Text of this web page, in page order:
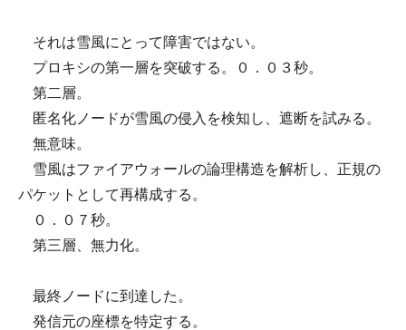
それは雪風にとって障害ではない。
プロキシの第一層を突破する。０．０３秒。
第二層。
匿名化ノードが雪風の侵入を検知し、遮断を試みる。
無意味。
雪風はファイアウォールの論理構造を解析し、正規の
パケットとして再構成する。
０．０７秒。
第三層、無力化。
最終ノードに到達した。
発信元の座標を特定する。